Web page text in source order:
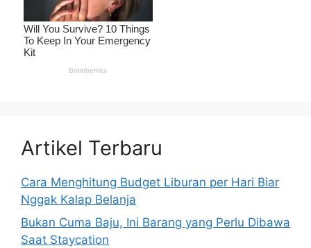
Artikel Terbaru
Cara Menghitung Budget Liburan per Hari Biar
Nggak Kalap Belanja
Bukan Cuma Baju, Ini Barang yang Perlu Dibawa
Saat Staycation